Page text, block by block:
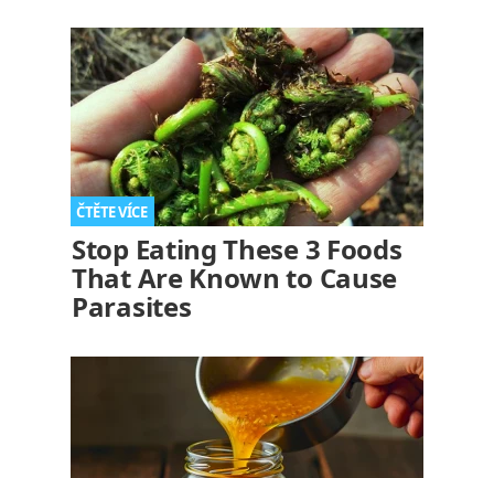
Stop Eating These 3 Foods
That Are Known to Cause
Parasites